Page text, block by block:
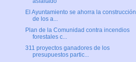
El Ayuntamiento se ahorra la construcción
de los a...
Plan de la Comunidad contra incendios
forestales c...
311 proyectos ganadores de los
presupuestos partic...